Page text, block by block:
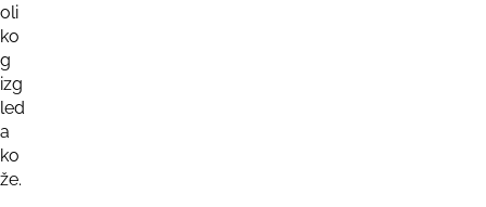
oli
ko
g
izg
led
a
ko
že.